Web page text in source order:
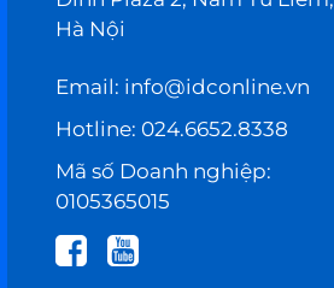
Hà Nội
Email: info@idconline.vn
Hotline: 024.6652.8338
Mã số Doanh nghiệp:
0105365015